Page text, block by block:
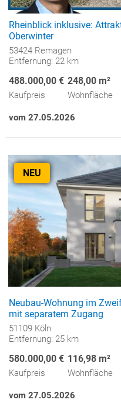
Rheinblick inklusive:
Oberwinter
53424 Remagen
Entfernung: 22 km
488.000,00 €
Kaufpreis
248,00 m²
Wohnfläche
vom 27.05.2026
NEU
Neubau-Wohnung im
mit separatem Zugang
51109 Köln
Entfernung: 25 km
580.000,00 €
Kaufpreis
116,98 m²
Wohnfläche
vom 27.05.2026